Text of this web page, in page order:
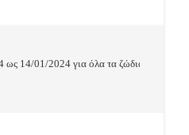
14/01/2024 για όλα τα ζώδια